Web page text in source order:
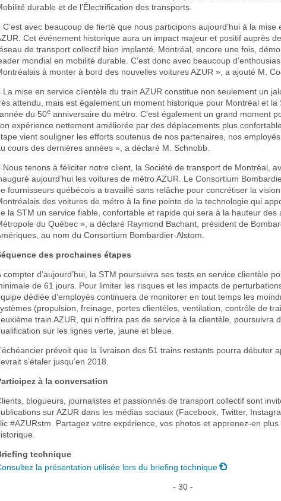
durable et de l’Électrification des transports.
C’est avec beaucoup de fierté que nous participons aujourd'hui à la mise
Cet événement historique aura un impact majeur et positif auprès
de transport collectif bien implanté. Montréal, encore une fois,
mondial en mobilité durable. C’est donc avec beaucoup
à monter à bord des nouvelles voitures AZUR », a ajouté M.
La mise en service clientèle du train AZUR constitue non seulement un
attendu, mais est également un moment historique pour Montréal et la
du 50e anniversaire du métro. C’est également un grand moment
expérience nettement améliorée par des déplacements plus
vient souligner les efforts soutenus de nos partenaires, nos
cours des dernières années », a déclaré M. Schnobb.
Nous tenons à féliciter notre client, la Société de transport de Montréal,
aujourd’hui les voitures de métro AZUR. Le Consortium
fournisseurs québécois a travaillé sans relâche pour concrétiser la
des voitures de métro à la fine pointe de la technologie qui
la STM un service fiable, confortable et rapide qui sera à la hauteur des
du Québec », a déclaré Raymond Bachant, président de
au nom du Consortium Bombardier-Alstom.
des prochaines étapes
compter d’aujourd’hui, la STM poursuivra ses tests en service clientèle
de 61 jours. Pour limiter les risques et les impacts de
dédiée d’employés continuera de monitorer en tout temps les
(propulsion, freinage, portes clientèles, ventilation, contrôle de
train AZUR, qui n’offrira pas de service à la clientèle, poursuivra
sur les lignes verte, jaune et bleue.
prévoit que la livraison des 51 trains restants pourra débuter
s’étaler jusqu’en 2018.
à la conversation
blogueurs, journalistes et passionnés de transport collectif sont
sur AZUR dans les médias sociaux (Facebook, Twitter,
#AZURstm. Partagez votre expérience, vos photos et apprenez-en
technique
la présentation utilisée lors du briefing technique
- 30 -